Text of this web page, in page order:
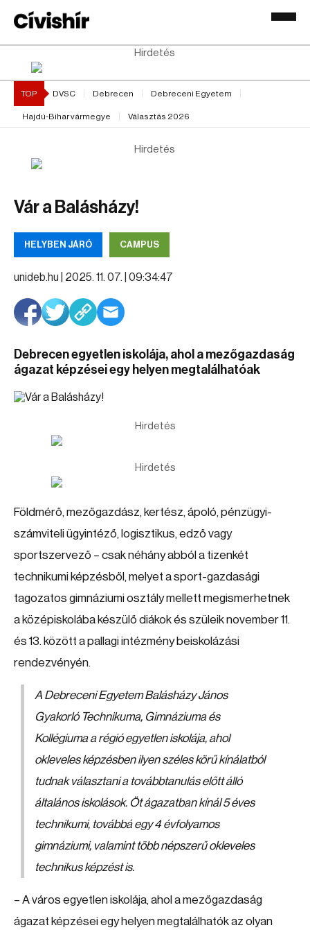
Hirdetés
TOP DVSC Debrecen Debreceni Egyetem
Hajdú-Bihar vármegye Választás 2026
Hirdetés
Vár a Balásházy!
HELYBEN JÁRÓ CAMPUS
unideb.hu | 2025. 11. 07. | 09:34:47
Debrecen egyetlen iskolája, ahol a mezőgazdaság
ágazat képzései egy helyen megtalálhatóak
Hirdetés
Hirdetés
Földmérő, mezőgazdász, kertész, ápoló, pénzügyi-
számviteli ügyintéző, logisztikus, edző vagy
sportszervező – csak néhány abból a tizenkét
technikumi képzésből, melyet a sport-gazdasági
tagozatos gimnáziumi osztály mellett megismerhetnek
a középiskolába készülő diákok és szüleik november 11.
és 13. között a pallagi intézmény beiskolázási
rendezvényén.
A Debreceni Egyetem Balásházy János
Gyakorló Technikuma, Gimnáziuma és
Kollégiuma a régió egyetlen iskolája, ahol
okleveles képzésben ilyen széles körű kínálatból
tudnak választani a továbbtanulás előtt álló
általános iskolások. Öt ágazatban kínál 5 éves
technikumi, továbbá egy 4 évfolyamos
gimnáziumi, valamint több népszerű okleveles
technikus képzést is.
– A város egyetlen iskolája, ahol a mezőgazdaság
ágazat képzései egy helyen megtalálhatók az olyan